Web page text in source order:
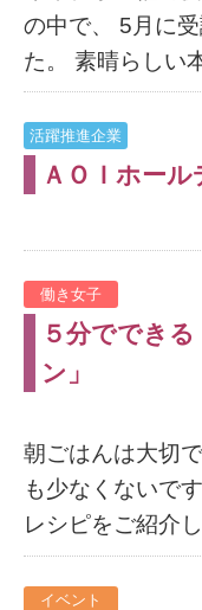
の中で、 5月に
た。 素晴らしい
活躍推進企業
ＡＯＩホー
働き女子
５分ででき
ン」
朝ごはんは大切
も少なくないで
レシピをご紹介
イベント